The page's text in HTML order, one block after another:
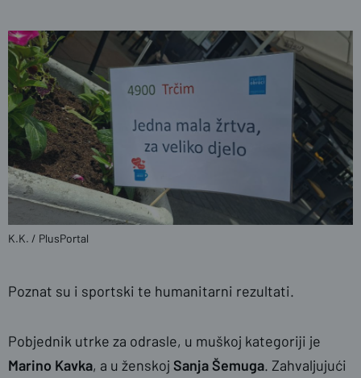
K.K. / PlusPortal
Poznat su i sportski te humanitarni rezultati.
Pobjednik utrke za odrasle, u muškoj kategoriji je
Marino Kavka, a u ženskoj Sanja Šemuga. Zahvaljujući